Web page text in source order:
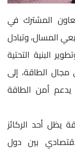
المشترك في
المسال، وتبادل
البنية التحتية
الطاقة، إلى
يدعم أمن الطاقة
يظل أحد الركائز
بين دول